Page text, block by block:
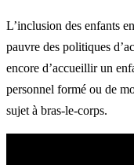
L’inclusion des enfants
pauvre des politiques
encore d’accueillir un
personnel formé ou de
sujet à bras-le-corps.